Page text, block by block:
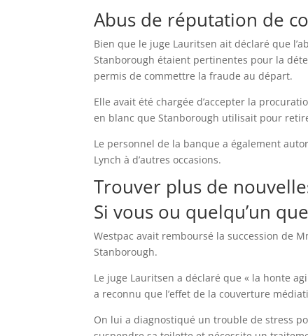
Abus de réputation de
Bien que le juge Lauritsen ait déclaré que
Stanborough étaient pertinentes pour la
permis de commettre la fraude au départ.
Elle avait été chargée d’accepter la
en blanc que Stanborough utilisait pour
Le personnel de la banque a également
Lynch à d’autres occasions.
Trouver plus de
Si vous ou quelqu’un
Westpac avait remboursé la succession de
Stanborough.
Le juge Lauritsen a déclaré que « la honte
a reconnu que l’effet de la couverture
On lui a diagnostiqué un trouble de stress